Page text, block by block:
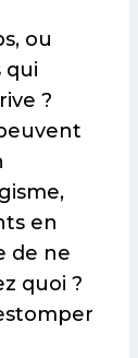
ou
qui
?
en
de ne
quoi ?